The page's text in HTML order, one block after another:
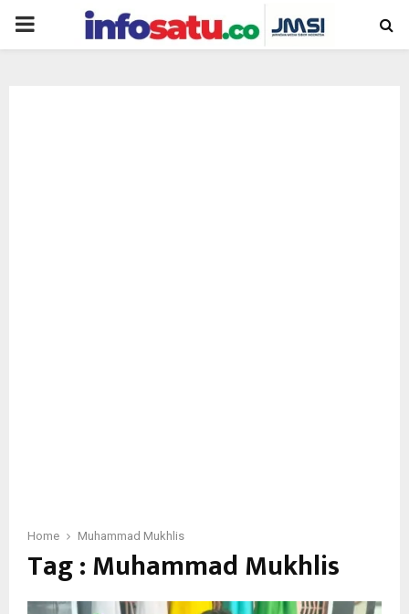
PRIMARY
Home Muhammad Mukhlis
Tag : Muhammad Mukhlis